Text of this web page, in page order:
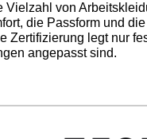
von
die Passform und
Zertifizierung legt nur
angepasst sind.